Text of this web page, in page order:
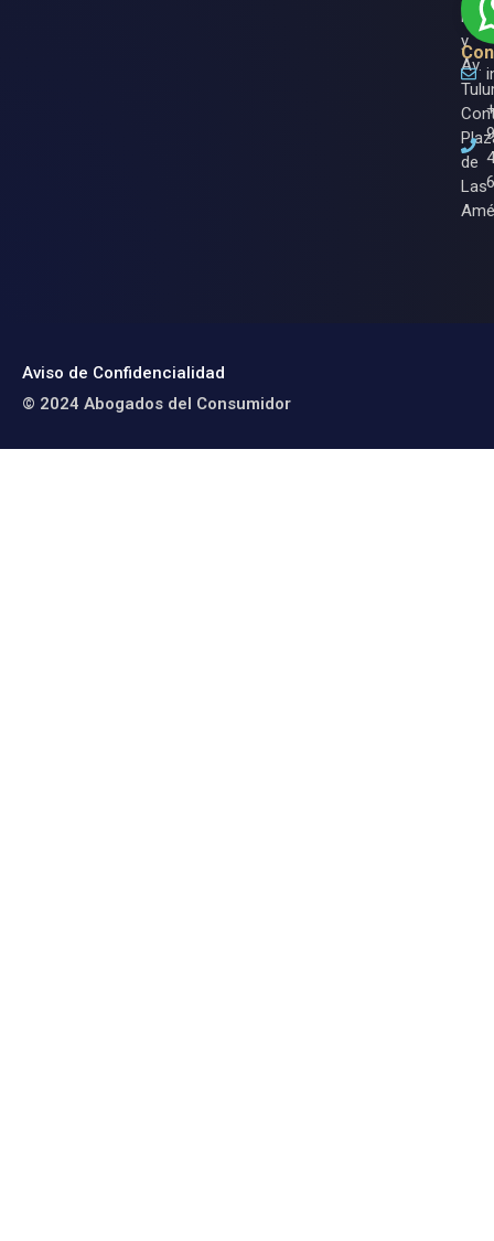
y
Av.
de
Las
Aviso de Confidencialidad
© 2024 Abogados del Consumidor